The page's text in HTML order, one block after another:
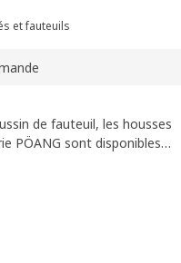
et fauteuils
de fauteuil, les housses
PÖANG sont disponibles
et tailles.